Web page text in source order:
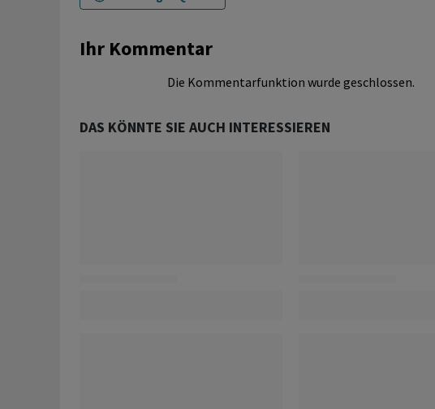
Ihr Kommentar
Die Kommentarfunktion wurde geschlossen.
DAS KÖNNTE SIE AUCH INTERESSIEREN